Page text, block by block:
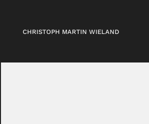
CHRISTOPH MARTIN WIELAND